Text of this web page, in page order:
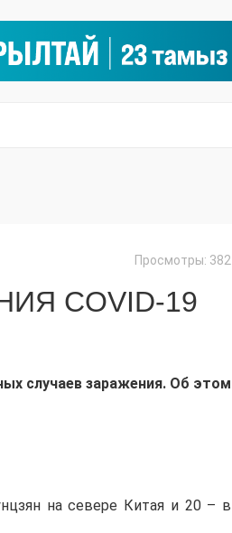
Просмотры: 382
COVID-19
случаев заражения. Об этом
на севере Китая и 20 – в